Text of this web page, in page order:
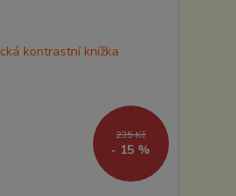
235 Kč
- 15 %